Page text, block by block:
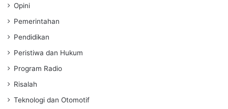
Opini
Pemerintahan
Pendidikan
Peristiwa dan Hukum
Program Radio
Risalah
Teknologi dan Otomotif